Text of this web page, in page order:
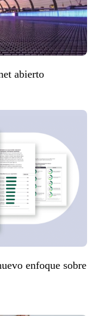
abierto
enfoque sobre